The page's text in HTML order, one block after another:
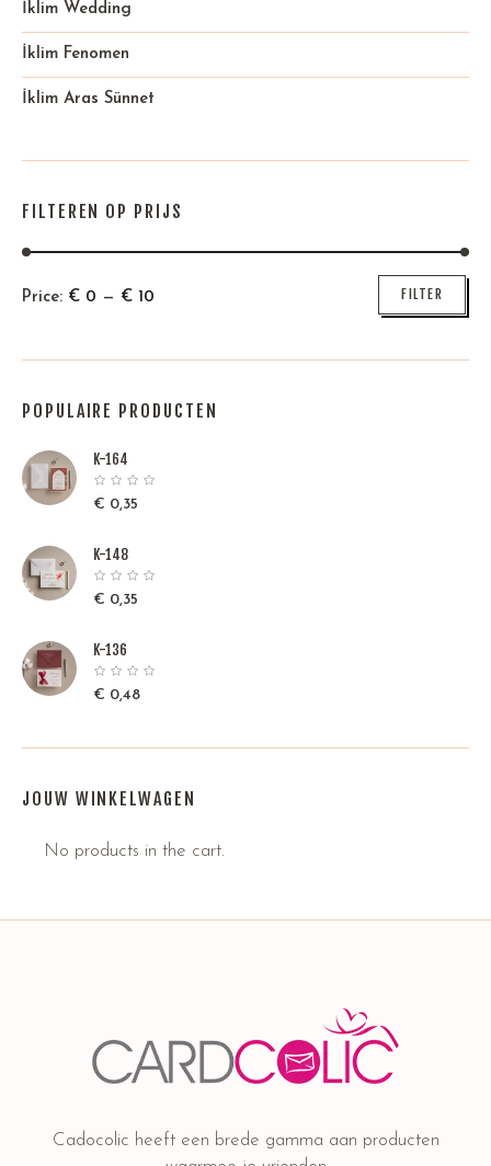
İklim Wedding
İklim Fenomen
İklim Aras Sünnet
FILTEREN OP PRIJS
Min
Max
FILTER
Price: € 0 — € 10
POPULAIRE PRODUCTEN
K-164
€ 0,35
K-148
€ 0,35
K-136
€ 0,48
JOUW WINKELWAGEN
No products in the cart.
Cadocolic heeft een brede gamma aan producten